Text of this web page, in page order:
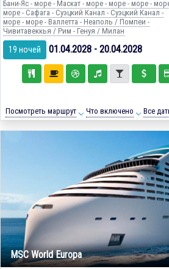
Бани-Яс - море - Маскат - море - море - море -
море - Сафага - Суэцкий Канал - Суэцкий Канал -
море - море - Валлетта - Неаполь / Помпеи -
Чивитавеккья / Рим - Генуя / Милан
19 ночей 01.04.2028 - 20.04.2028
Посмотреть маршрут Что включено Все
MSC World Europa